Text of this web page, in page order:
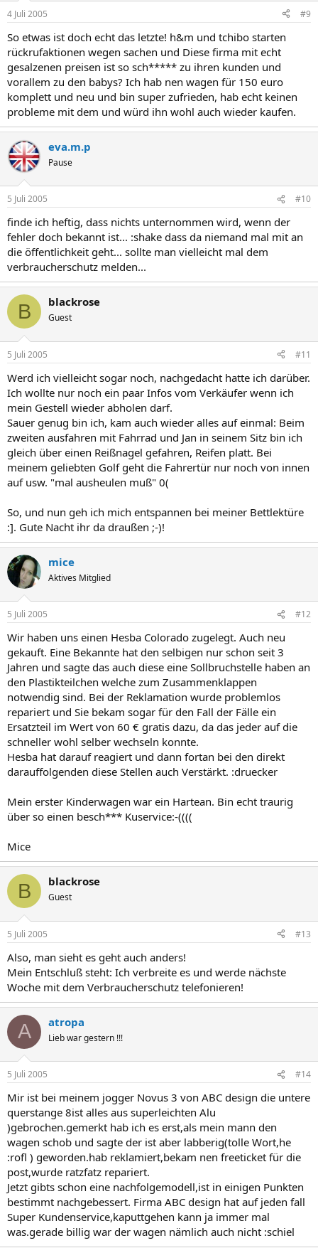
4 Juli 2005 #9
So etwas ist doch echt das letzte! h&m und tchibo starten
rückrufaktionen wegen sachen und Diese firma mit echt
gesalzenen preisen ist so sch***** zu ihren kunden und
vorallem zu den babys? Ich hab nen wagen für 150 euro
komplett und neu und bin super zufrieden, hab echt keinen
probleme mit dem und würd ihn wohl auch wieder kaufen.
eva.m.p
Pause
5 Juli 2005 #10
finde ich heftig, dass nichts unternommen wird, wenn der
fehler doch bekannt ist... :shake dass da niemand mal mit an
die öffentlichkeit geht... sollte man vielleicht mal dem
verbraucherschutz melden...
B blackrose
Guest
5 Juli 2005 #11
Werd ich vielleicht sogar noch, nachgedacht hatte ich darüber.
Ich wollte nur noch ein paar Infos vom Verkäufer wenn ich
mein Gestell wieder abholen darf.
Sauer genug bin ich, kam auch wieder alles auf einmal: Beim
zweiten ausfahren mit Fahrrad und Jan in seinem Sitz bin ich
gleich über einen Reißnagel gefahren, Reifen platt. Bei
meinem geliebten Golf geht die Fahrertür nur noch von innen
auf usw. "mal ausheulen muß" 0(
So, und nun geh ich mich entspannen bei meiner Bettlektüre
:]. Gute Nacht ihr da draußen ;-)!
mice
Aktives Mitglied
5 Juli 2005 #12
Wir haben uns einen Hesba Colorado zugelegt. Auch neu
gekauft. Eine Bekannte hat den selbigen nur schon seit 3
Jahren und sagte das auch diese eine Sollbruchstelle haben an
den Plastikteilchen welche zum Zusammenklappen
notwendig sind. Bei der Reklamation wurde problemlos
repariert und Sie bekam sogar für den Fall der Fälle ein
Ersatzteil im Wert von 60 € gratis dazu, da das jeder auf die
schneller wohl selber wechseln konnte.
Hesba hat darauf reagiert und dann fortan bei den direkt
darauffolgenden diese Stellen auch Verstärkt. :druecker
Mein erster Kinderwagen war ein Hartean. Bin echt traurig
über so einen besch*** Kuservice:-((((
Mice
B blackrose
Guest
5 Juli 2005 #13
Also, man sieht es geht auch anders!
Mein Entschluß steht: Ich verbreite es und werde nächste
Woche mit dem Verbraucherschutz telefonieren!
A atropa
Lieb war gestern !!!
5 Juli 2005 #14
Mir ist bei meinem jogger Novus 3 von ABC design die untere
querstange 8ist alles aus superleichten Alu
)gebrochen.gemerkt hab ich es erst,als mein mann den
wagen schob und sagte der ist aber labberig(tolle Wort,he
:rofl ) geworden.hab reklamiert,bekam nen freeticket für die
post,wurde ratzfatz repariert.
Jetzt gibts schon eine nachfolgemodell,ist in einigen Punkten
bestimmt nachgebessert. Firma ABC design hat auf jeden fall
Super Kundenservice,kaputtgehen kann ja immer mal
was.gerade billig war der wagen nämlich auch nicht :schiel